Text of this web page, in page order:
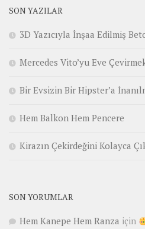
SON YAZILAR
3D Yazıcıyla İnşaa Edilmiş
Mercedes Vito’yu Eve
Bir Evsizin Bir Hipster’a
Hem Balkon Hem Pencere
Kirazın Çekirdeğini Kolayca
SON YORUMLAR
Hem Kanepe Hem Ranza için